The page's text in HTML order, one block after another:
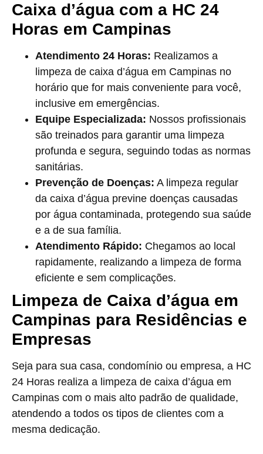
Caixa d’água com a HC 24
Horas em Campinas
Atendimento 24 Horas: Realizamos a
limpeza de caixa d’água em Campinas no
horário que for mais conveniente para você,
inclusive em emergências.
Equipe Especializada: Nossos profissionais
são treinados para garantir uma limpeza
profunda e segura, seguindo todas as normas
sanitárias.
Prevenção de Doenças: A limpeza regular
da caixa d’água previne doenças causadas
por água contaminada, protegendo sua saúde
e a de sua família.
Atendimento Rápido: Chegamos ao local
rapidamente, realizando a limpeza de forma
eficiente e sem complicações.
Limpeza de Caixa d’água em
Campinas para Residências e
Empresas
Seja para sua casa, condomínio ou empresa, a HC
24 Horas realiza a limpeza de caixa d’água em
Campinas com o mais alto padrão de qualidade,
atendendo a todos os tipos de clientes com a
mesma dedicação.